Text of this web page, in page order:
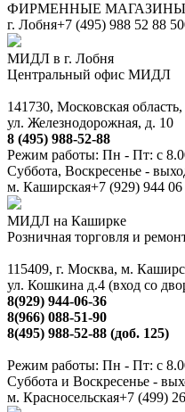
ФИРМЕННЫЕ МАГАЗИНЫ
г. Лобня+7 (495) 988 52 88
МИДЛ в г. Лобня
Центральный офис МИДЛ
141730, Московская
ул. Железнодорожная, д. 10
8 (495) 988-52-88
Режим работы: Пн - Пт: с
Суббота, Воскресенье -
м. Каширская+7 (929) 944 06
МИДЛ на Каширке
Розничная торговля и
115409, г. Москва, м.
ул. Кошкина д.4 (вход со
8(929) 944-06-36
8(966) 088-51-90
8(495) 988-52-88 (доб. 125)
Режим работы: Пн - Пт: с
Суббота и Воскресенье -
м. Красносельская+7 (499)